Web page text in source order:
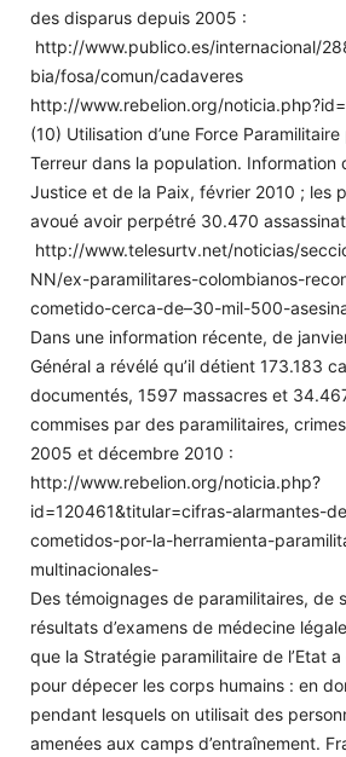
des disparus depuis 2005 :
http://www.publico.es/internacional/
bia/fosa/comun/cadaveres
http://www.rebelion.org/
(10) Utilisation d’une Force
Terreur dans la population. Information
Justice et de la Paix, février 2010 ; les
avoué avoir perpétré 30.470
http://www.telesurtv.net/noticias/
NN/ex-paramilitares-colombianos-
cometido-cerca-de–30-mil-500-
Dans une information récente, de
Général a révélé qu’il détient 173.183
documentés, 1597 massacres et
commises par des paramilitaires,
2005 et décembre 2010 :
http://www.rebelion.org/noticia.php?
id=120461&titular=cifras-alarmantes-
cometidos-por-la-herramienta-
multinacionales-
Des témoignages de paramilitaires, de
résultats d’examens de médecine
que la Stratégie paramilitaire de l’Etat
pour dépecer les corps humains : en
pendant lesquels on utilisait des
amenées aux camps d’entraînement.